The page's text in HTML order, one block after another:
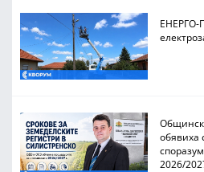
ЕНЕРГО-
обявиха
2026/